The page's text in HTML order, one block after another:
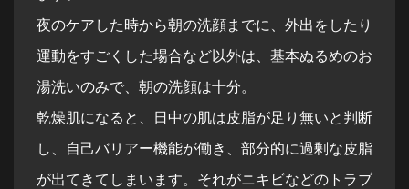
夜のケアした時から朝の洗顔までに、外出をしたり
運動をすごくした場合など以外は、基本ぬるめのお
湯洗いのみで、朝の洗顔は十分。
乾燥肌になると、日中の肌は皮脂が足り無いと判断
し、自己バリアー機能が働き、部分的に過剰な皮脂
が出てきてしまいます。それがニキビなどのトラブ